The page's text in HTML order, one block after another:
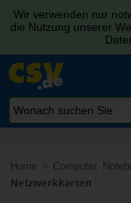
Wir verwenden nur
die Nutzung unserer
Home Computer,
Netzwerkkarten